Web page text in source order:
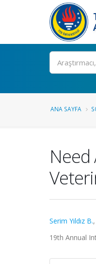
Ara
ANA SAYFA
Serim Yıldız B.,
19th Annual